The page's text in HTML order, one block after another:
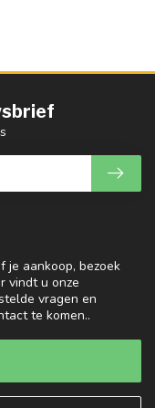
je aankoop, bezoek
vindt u onze
vragen en
te komen..